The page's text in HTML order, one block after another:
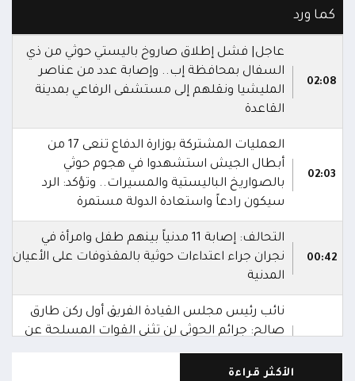
كما ورد
02:08
عاجل| فشل إطلاق صاروخ باليستي حوثي من ذي
السفال بمحافظة إب.. وإصابة عدد من عناصر
المليشيا ونقلهم إلى مستشفى الرفاعي بمدينة
القاعدة
02:03
العمليات المشتركة بوزارة الدفاع تنعى 17 من
أبطال الجيش استشهدوا في هجوم حوثي
بالصواريخ الباليستية والمسيرات.. وتؤكد: الرد
سيكون رادعاً واستعادة الدولة مستمرة
00:42
التحالف: إصابة 11 مدنياً بينهم طفل وامرأة في
نجران جراء اعتداءات حوثية بالمقذوفات على الأعيان
المدنية
نائب رئيس مجلس القيادة الفريق أول ركن طارق
صالح: جرائم الحوثي لن تثني القوات المسلحة عن
أداء واجبها الوطني واستعادة الدولة وعاصمتها
صنعاء
الأكثر قراءة